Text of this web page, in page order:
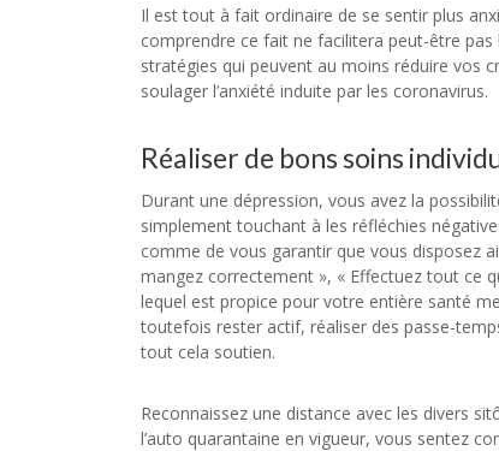
Il est tout à fait ordinaire de se sentir plus
comprendre ce fait ne facilitera peut-être
stratégies qui peuvent au moins réduire vos
soulager l’anxiété induite par les coronavirus.
Réaliser de bons soins
Durant une dépression, vous avez la
simplement touchant à les réfléchies
comme de vous garantir que vous disposez
mangez correctement », « Effectuez tout ce
lequel est propice pour votre entière santé
toutefois rester actif, réaliser des passe-
tout cela soutien.
Reconnaissez une distance avec les divers
l’auto quarantaine en vigueur, vous sentez